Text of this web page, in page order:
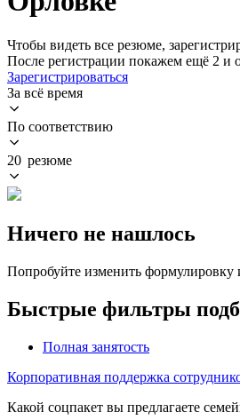
Чтобы видеть все резюме,
После регистрации покажем ещё 2 и
Зарегистрироваться
За всё время
По соответствию
20 резюме
Ничего не нашлось
Попробуйте изменить формулировку
Быстрые фильтры
Полная занятость
Корпоративная поддержка
Какой соцпакет вы предлагаете